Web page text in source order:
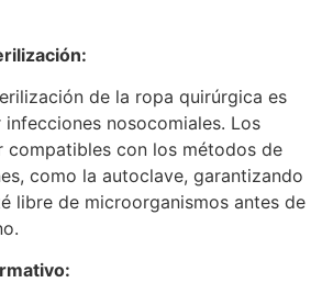
de la ropa quirúrgica es
nosocomiales. Los
compatibles con los métodos de
como la autoclave, garantizando
libre de microorganismos antes de